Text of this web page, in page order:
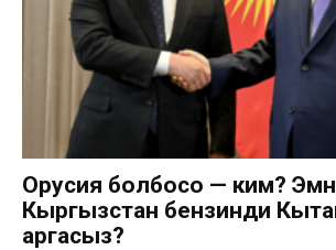
Орусия болбосо — ким?
Кыргызстан бензинди
аргасыз?